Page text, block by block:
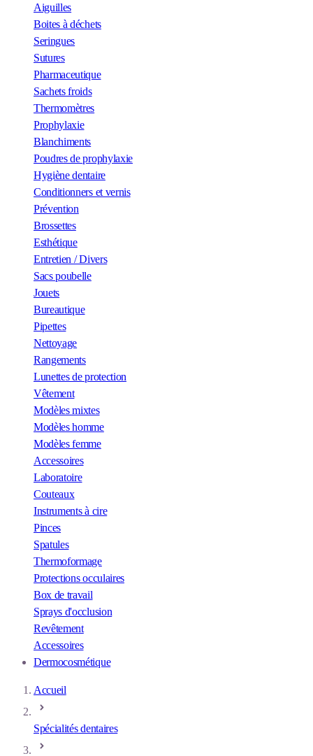
Aiguilles
Boites à déchets
Seringues
Sutures
Pharmaceutique
Sachets froids
Thermomètres
Prophylaxie
Blanchiments
Poudres de prophylaxie
Hygiène dentaire
Conditionners et vernis
Prévention
Brossettes
Esthétique
Entretien / Divers
Sacs poubelle
Jouets
Bureautique
Pipettes
Nettoyage
Rangements
Lunettes de protection
Vêtement
Modèles mixtes
Modèles homme
Modèles femme
Accessoires
Laboratoire
Couteaux
Instruments à cire
Pinces
Spatules
Thermoformage
Protections occulaires
Box de travail
Sprays d'occlusion
Revêtement
Accessoires
Dermocosmétique
Accueil
Spécialités dentaires